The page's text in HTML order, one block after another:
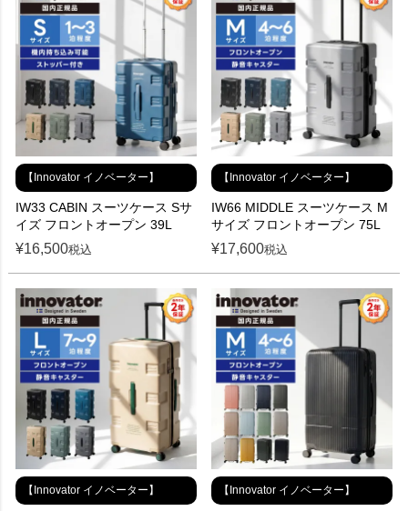
【Innovator イノベーター】
IW33 CABIN スーツケース Sサ
イズ フロントオープン 39L
¥16,500税込
【Innovator イノベーター】
IW66 MIDDLE スーツケース M
サイズ フロントオープン 75L
¥17,600税込
【Innovator イノベーター】 【Innovator イノベーター】